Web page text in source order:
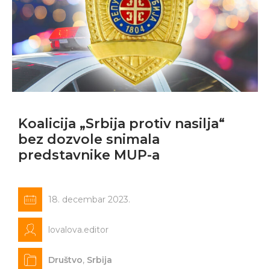
Koalicija „Srbija protiv nasilja“
bez dozvole snimala
predstavnike MUP-a
18. decembar 2023.
lovalova.editor
Društvo, Srbija